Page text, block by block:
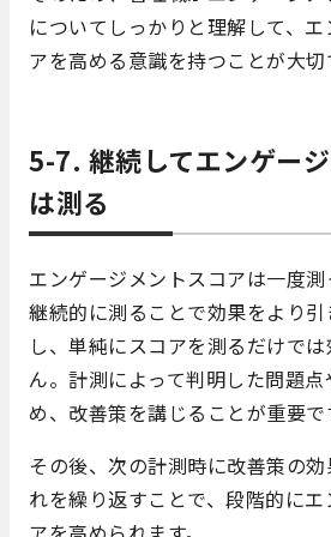
についてしっかりと理解して、
アを高める意識を持つことが大切
5-7. 継続してエンゲー
は測る
エンゲージメントスコアは一度測
継続的に測ることで効果をより
し、単純にスコアを測るだけで
ん。計測によって判明した問題
め、改善策を講じることが重要で
その後、次の計測時に改善策の
れを繰り返すことで、段階的に